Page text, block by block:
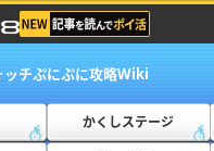
ッチぷにぷに攻略Wiki
かくしステージ